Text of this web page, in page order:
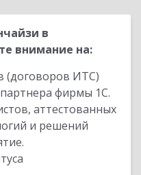
в
внимание на:
(договоров ИТС)
фирмы 1С.
аттестованных
и решений